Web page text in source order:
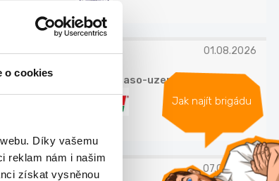
o cookies
Díky vašemu
reklam nám i našim
získat vysněnou
Jak najít brigádu
01.08.2026
ZEMAN maso-uzeniny, a.s.
07.08.2026